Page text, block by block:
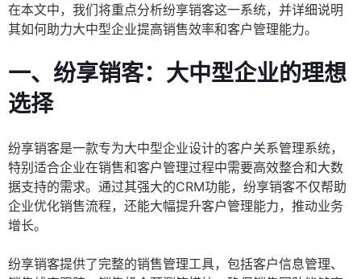
在本文中，我们将重点分析纷享销客这一系统，并详细说明
其如何助力大中型企业提高销售效率和客户管理能力。
一、纷享销客：大中型企业的理想
选择
纷享销客是一款专为大中型企业设计的客户关系管理系统，
特别适合企业在销售和客户管理过程中需要高效整合和大数
据支持的需求。通过其强大的CRM功能，纷享销客不仅帮助
企业优化销售流程，还能大幅提升客户管理能力，推动业务
增长。
纷享销客提供了完整的销售管理工具，包括客户信息管理、